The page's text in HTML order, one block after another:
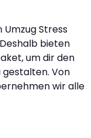
Umzug Stress
bieten
um dir den
gestalten. Von
wir alle